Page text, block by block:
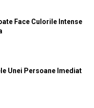
Face Culorile Intense
Unei Persoane Imediat